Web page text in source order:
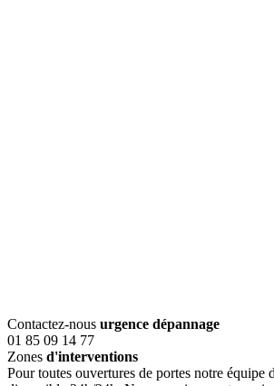
Contactez-nous urgence dépannage
01 85 09 14 77
Zones d'interventions
Pour toutes ouvertures de portes notre équipe